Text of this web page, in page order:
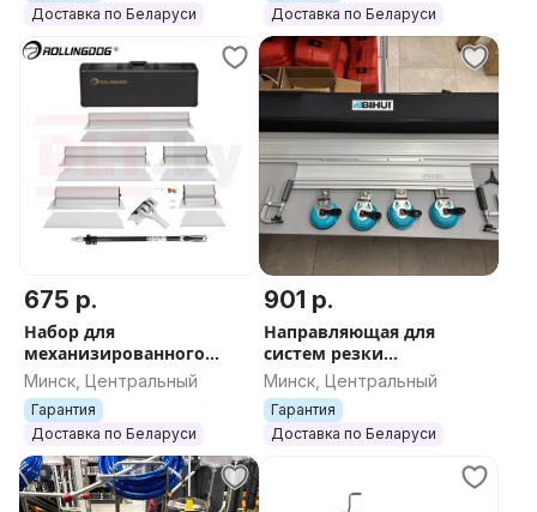
Доставка по Беларуси
Доставка по Беларуси
675 р.
Набор для
механизированного
нанесения шпаклевки 1
Rollingdog, серия Elite,
арт.50529
Минск, Центральный
Гарантия
Доставка по Беларуси
901 р.
Направляющая для
систем резки
широкоформатной
плиты BIHUI, арт.LFRS
Минск, Центральный
Гарантия
Доставка по Беларуси